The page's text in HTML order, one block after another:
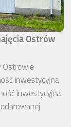
Ostrów
Ostrowie
inwestycyjna
inwestycyjna